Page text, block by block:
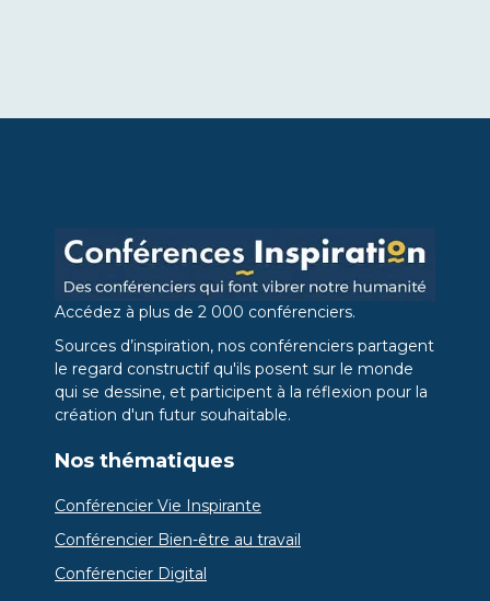
Accédez à plus de 2 000 conférenciers.
Sources d’inspiration, nos conférenciers partagent
le regard constructif qu'ils posent sur le monde
qui se dessine, et participent à la réflexion pour la
création d'un futur souhaitable.
Nos thématiques
Conférencier Vie Inspirante
Conférencier Bien-être au travail
Conférencier Digital